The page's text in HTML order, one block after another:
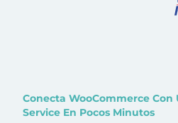
Conecta WooCommerce
Service En Pocos Minutos